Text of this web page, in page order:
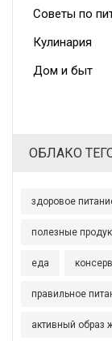
Советы по
Кулинария
Дом и быт
ОБЛАКО
здоровое
полезные
еда
правильное
активный образ